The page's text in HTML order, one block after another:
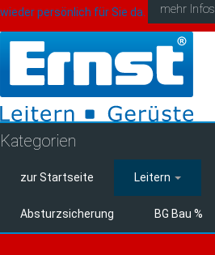
wieder persönlich für Sie da. mehr Infos
Kategorien
zur Startseite Leitern
Absturzsicherung BG Bau %